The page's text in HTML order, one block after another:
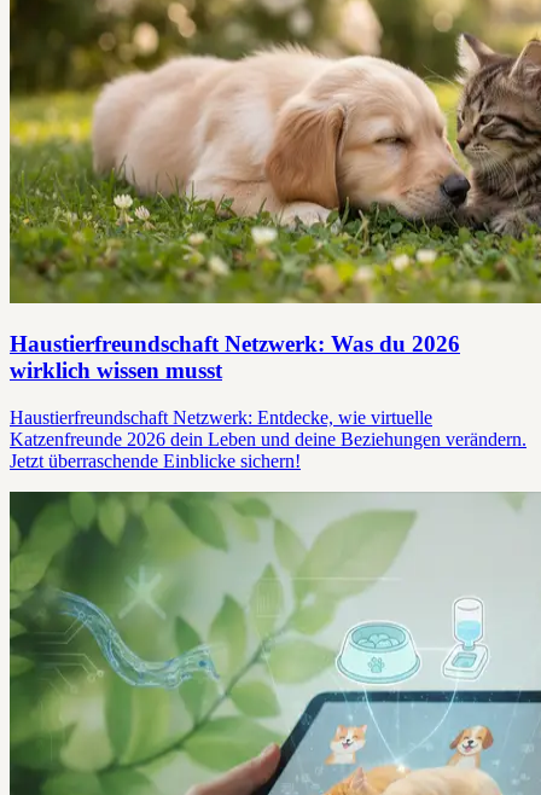
Haustierfreundschaft Netzwerk: Was du 2026
wirklich wissen musst
Haustierfreundschaft Netzwerk: Entdecke, wie virtuelle
Katzenfreunde 2026 dein Leben und deine Beziehungen verändern.
Jetzt überraschende Einblicke sichern!